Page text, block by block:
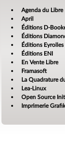
Agenda du Libre
April
Éditions D-
Éditions
Éditions Eyrolles
Éditions ENI
En Vente Libre
Framasoft
La Quadrature
Lea-Linux
Open Source
Imprimerie